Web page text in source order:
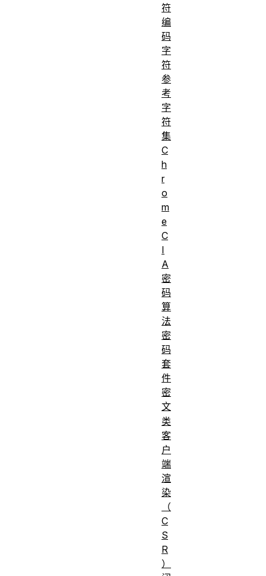
符
编
码
字
符
参
考
字
符
集
C
h
r
o
m
e
C
I
A
密
码
算
法
密
码
套
件
密
文
类
客
户
端
渲
染
（
C
S
R
）